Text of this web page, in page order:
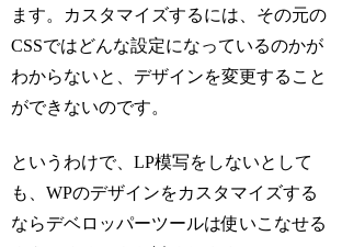
ます。カスタマイズするには、その元の
CSSではどんな設定になっているのかが
わからないと、デザインを変更すること
ができないのです。
というわけで、LP模写をしないとして
も、WPのデザインをカスタマイズする
ならデベロッパーツールは使いこなせる